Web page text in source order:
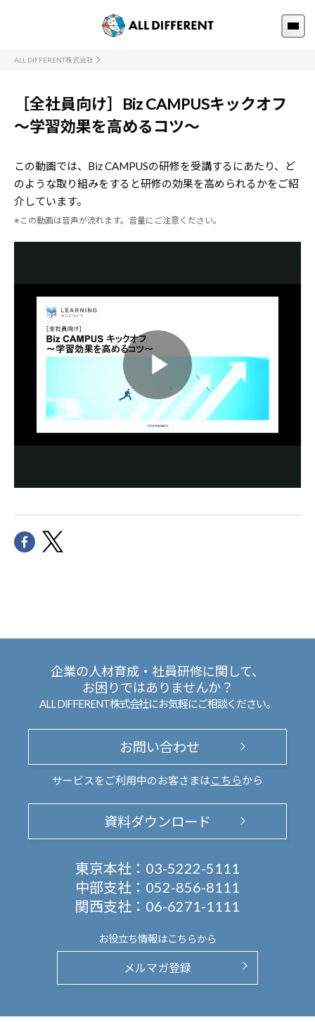
ALL DIFFERENT株式会社
［全社員向け］Biz CAMPUSキックオフ
～学習効果を高めるコツ～
この動画では、Biz CAMPUSの研修を受講するにあたり、ど
のような取り組みをすると研修の効果を高められるかをご紹
介しています。
※この動画は音声が流れます。音量にご注意ください。
Play
企業の人材育成・社員研修に関して、
お困りではありませんか？
ALL DIFFERENT株式会社にお気軽にご相談ください。
お問い合わせ
サービスをご利用中のお客さまは こちらから
資料ダウンロード
東京本社： 03-5222-5111
中部支社： 052-856-8111
関西支社： 06-6271-1111
お役立ち情報はこちらから
メルマガ登録